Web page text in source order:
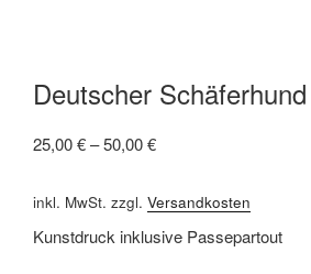
Deutscher
25,00€–50,00€
inkl. MwSt. zzgl. Versandkosten
Kunstdruck inklusive Passepartout